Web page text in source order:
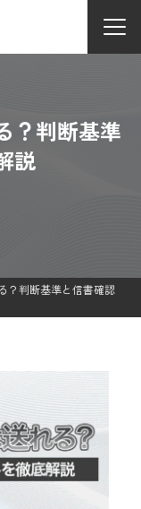
？判断基準
説
？判断基準と信書確認